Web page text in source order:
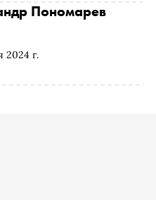
революция
фантазии о мертвом
зачем обычные
и когда им
2024 г.
Пономарев